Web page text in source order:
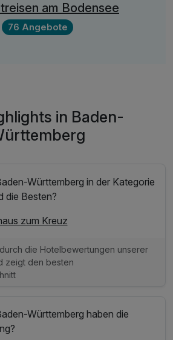
am Bodensee
76 Angebote
in Baden-
Württemberg in der Kategorie
die Besten?
zum Kreuz
die Hotelbewertungen unserer
zeigt den besten
Württemberg haben die